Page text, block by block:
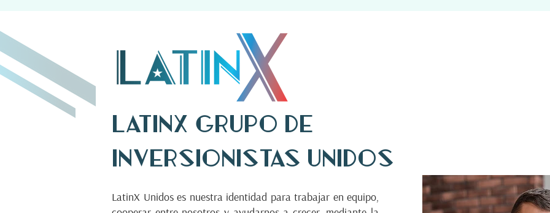
LatinX Grupo de
Inversionistas Unidos
LatinX Unidos es nuestra identidad para trabajar en equipo,